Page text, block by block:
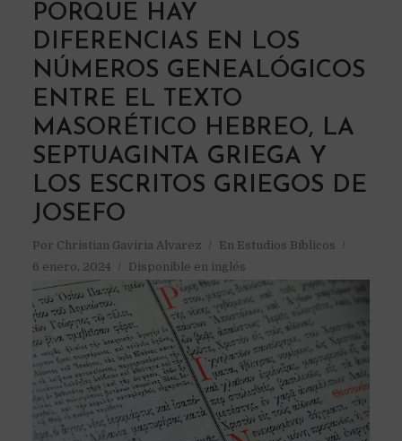
PORQUE HAY
DIFERENCIAS EN LOS
NÚMEROS GENEALÓGICOS
ENTRE EL TEXTO
MASORÉTICO HEBREO, LA
SEPTUAGINTA GRIEGA Y
LOS ESCRITOS GRIEGOS DE
JOSEFO
Por Christian Gaviria Alvarez En Estudios Bíblicos
6 enero, 2024
Disponible en inglés